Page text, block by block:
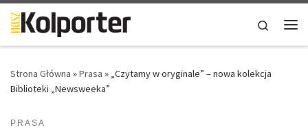
Skip to content
Search
Strona Główna »Prasa » „Czytamy w oryginale” – nowa kolekcja
Biblioteki „Newsweeka”
PRASA